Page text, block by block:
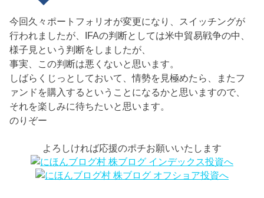
今回久々ポートフォリオが変更になり、スイッチングが
行われましたが、IFAの判断としては米中貿易戦争の中、
様子見という判断をしましたが、
事実、この判断は悪くないと思います。
しばらくじっとしておいて、情勢を見極めたら、またフ
ァンドを購入するということになるかと思いますので、
それを楽しみに待ちたいと思います。
のりぞー
よろしければ応援のポチお願いいたします